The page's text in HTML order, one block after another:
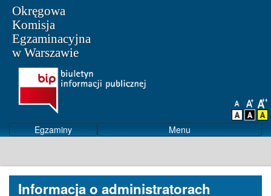
Okręgowa
Komisja
Egzaminacyjna
w Warszawie
Egzaminy Menu
Informacja o administratorach